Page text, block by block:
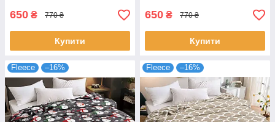
650 ₴ 770 ₴
Купити
650 ₴ 770 ₴
Купити
Fleece –16% Fleece –16%